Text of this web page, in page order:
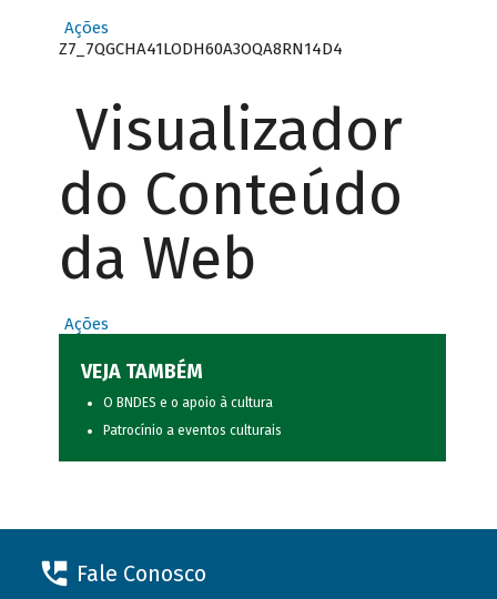
Ações
Z7_7QGCHA41LODH60A3OQA8RN14D4
Visualizador
do Conteúdo
da Web
Ações
VEJA TAMBÉM
O BNDES e o apoio à cultura
Patrocínio a eventos culturais
Fale Conosco